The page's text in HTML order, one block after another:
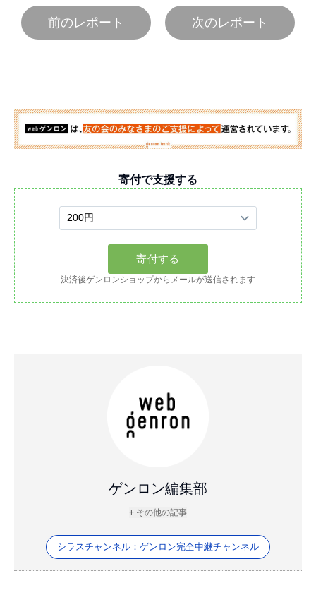
前のレポート 次のレポート
寄付で支援する
決済後ゲンロンショップからメールが送信されます
ゲンロン編集部
+ その他の記事
シラスチャンネル：ゲンロン完全中継チャンネル